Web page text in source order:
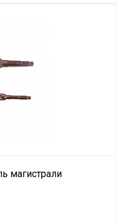
магистрали